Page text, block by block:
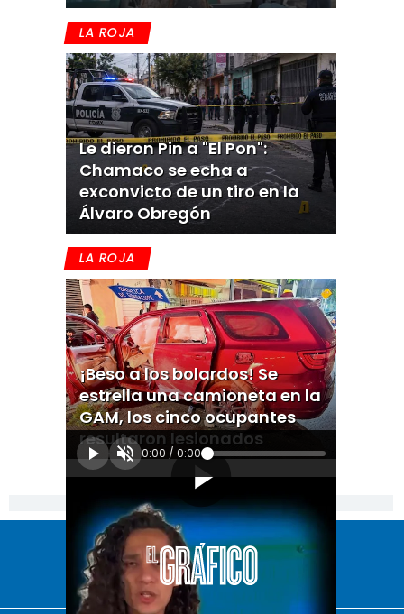
LA ROJA
Le dieron Pin a "El Pon":
Chamaco se echa a
exconvicto de un tiro en la
Álvaro Obregón
LA ROJA
¡Beso a los bolardos! Se
estrella una camioneta en la
GAM, los cinco ocupantes
resultaron lesionados
0:00 / 0:00
[Publicidad]